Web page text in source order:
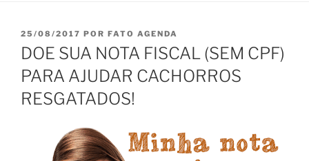
PUBLICADO
EM
25/08/2017 POR FATO AGENDA
DOE SUA NOTA FISCAL (SEM CPF)
PARA AJUDAR CACHORROS
RESGATADOS!